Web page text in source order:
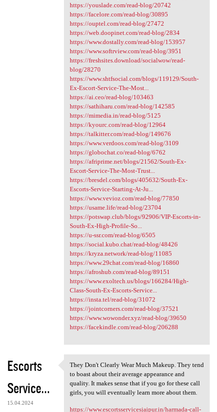
https://youslade.com/read-blog/20742
https://facelore.com/read-blog/30895
https://ouptel.com/read-blog/27472
https://web.doopinet.com/read-blog/2834
https://www.dostally.com/read-blog/153957
https://www.softrview.com/read-blog/3951
https://freshsites.download/socialwow/read-
blog/28270
https://www.shtfsocial.com/blogs/119129/South-
Ex-Escort-Service-The-Most...
https://ai.ceo/read-blog/103463
https://sathiharu.com/read-blog/142585
https://mimedia.in/read-blog/5125
https://kyourc.com/read-blog/12964
https://talkitter.com/read-blog/149676
https://www.verdoos.com/read-blog/3109
https://globochat.co/read-blog/6762
https://afriprime.net/blogs/21562/South-Ex-
Escort-Service-The-Most-Trust...
https://bresdel.com/blogs/405632/South-Ex-
Escorts-Service-Starting-At-Ju...
https://www.vevioz.com/read-blog/77850
https://usame.life/read-blog/23704
https://potswap.club/blogs/92906/VIP-Escorts-in-
South-Ex-High-Profile-So...
https://u-ssr.com/read-blog/6505
https://social.kubo.chat/read-blog/48426
https://kryza.network/read-blog/11085
https://www.29chat.com/read-blog/16860
https://afroshub.com/read-blog/89151
https://www.exoltech.us/blogs/166284/High-
Class-South-Ex-Escorts-Service...
https://insta.tel/read-blog/31072
https://jointcorners.com/read-blog/37521
https://www.wowonder.xyz/read-blog/39650
https://facekindle.com/read-blog/206288
Escorts
Service...
15.04.2024
They Don't Clearly Wear Much
They Don't Clearly Wear Much Makeup. They tend
to boast about their average appearance and
quality. It makes sense that if you go for these call
girls, you will eventually learn more about them.
https://www.escortsservicesjaipur.in/harmada-call-